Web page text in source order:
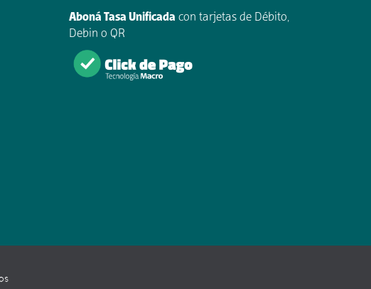
Aboná Tasa Unificada con tarjetas de Débito,
Debin o QR